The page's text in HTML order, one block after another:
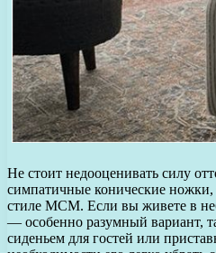
Не стоит недооценивать силу
симпатичные конические
стиле MCM. Если вы живете в
— особенно разумный вариант,
сиденьем для гостей или